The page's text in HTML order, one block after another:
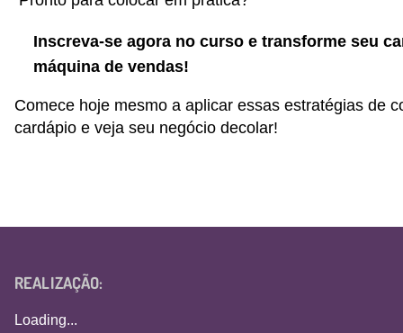
Inscreva-se agora no curso e transforme seu
máquina de vendas!
Comece hoje mesmo a aplicar essas estratégias de
cardápio e veja seu negócio decolar!
REALIZAÇÃO:
Loading...